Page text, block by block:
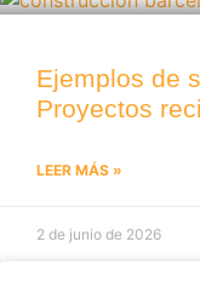
Ejemplos de
Proyectos
LEER MÁS »
2 de junio de 2026